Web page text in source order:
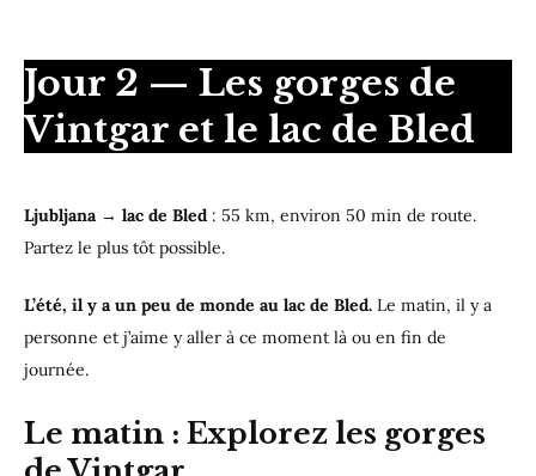
Jour 2 — Les gorges de
Vintgar et le lac de Bled
Ljubljana → lac de Bled : 55 km, environ 50 min de route.
Partez le plus tôt possible.
L’été, il y a un peu de monde au lac de Bled. Le matin, il y a
personne et j’aime y aller à ce moment là ou en fin de
journée.
Le matin : Explorez les gorges